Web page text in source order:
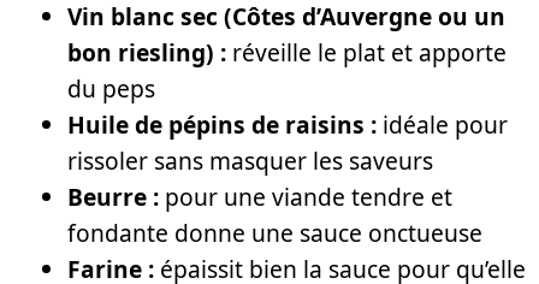
Vin blanc sec (Côtes d’Auvergne ou un
bon riesling) : réveille le plat et apporte
du peps
Huile de pépins de raisins : idéale pour
rissoler sans masquer les saveurs
Beurre : pour une viande tendre et
fondante donne une sauce onctueuse
Farine : épaissit bien la sauce pour qu’elle